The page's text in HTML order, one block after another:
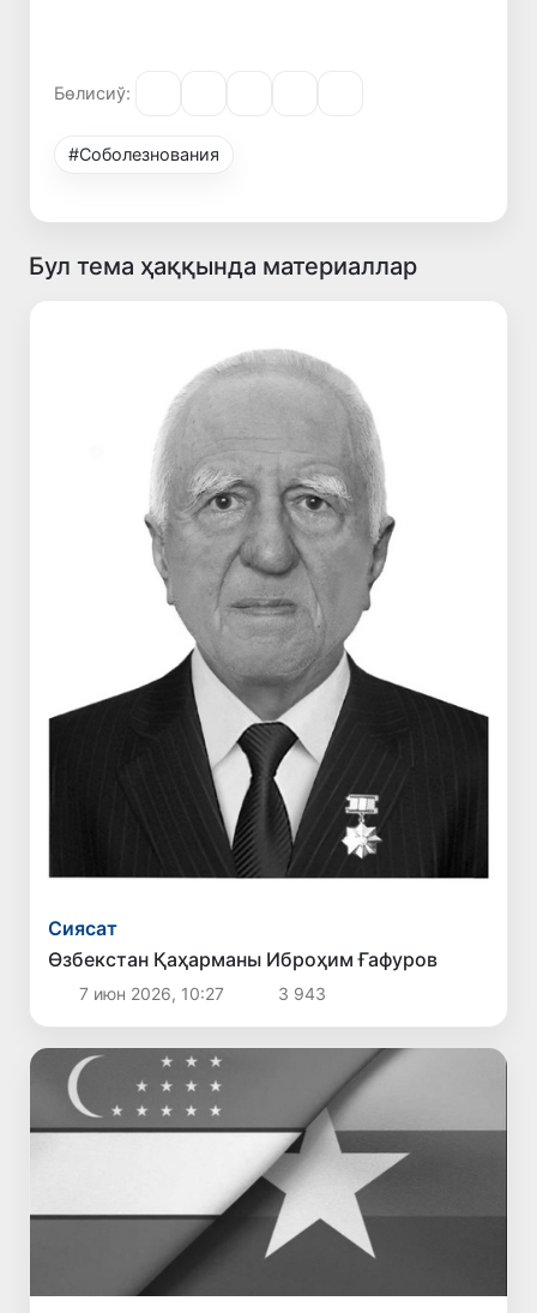
Бөлисиў:
#Соболезнования
Бул тема ҳаққында материаллар
Сиясат
Өзбекстан Қаҳарманы Иброҳим Ғафуров
7 июн 2026, 10:27 3 943